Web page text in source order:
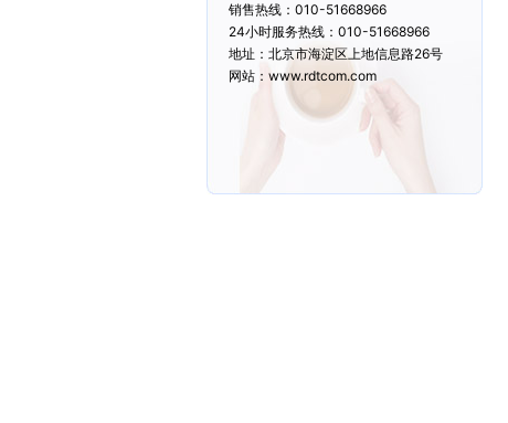
销售热线：010-51668966
24小时服务热线：010-51668966
地址：北京市海淀区上地信息路26号
网站：www.rdtcom.com